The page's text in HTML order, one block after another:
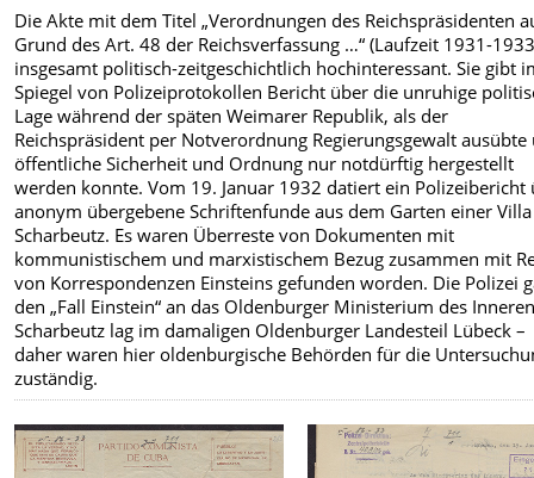
Die Akte mit dem Titel „Verordnungen des Reichspräsidenten
Grund des Art. 48 der Reichsverfassung …“ (Laufzeit 1931-
insgesamt politisch-zeitgeschichtlich hochinteressant. Sie gibt
Spiegel von Polizeiprotokollen Bericht über die unruhige
Lage während der späten Weimarer Republik, als der
Reichspräsident per Notverordnung Regierungsgewalt ausübte
öffentliche Sicherheit und Ordnung nur notdürftig hergestellt
werden konnte. Vom 19. Januar 1932 datiert ein Polizeibericht
anonym übergebene Schriftenfunde aus dem Garten einer
Scharbeutz. Es waren Überreste von Dokumenten mit
kommunistischem und marxistischem Bezug zusammen mit
von Korrespondenzen Einsteins gefunden worden. Die Polizei
den „Fall Einstein“ an das Oldenburger Ministerium des
Scharbeutz lag im damaligen Oldenburger Landesteil Lübeck –
daher waren hier oldenburgische Behörden für die
zuständig.